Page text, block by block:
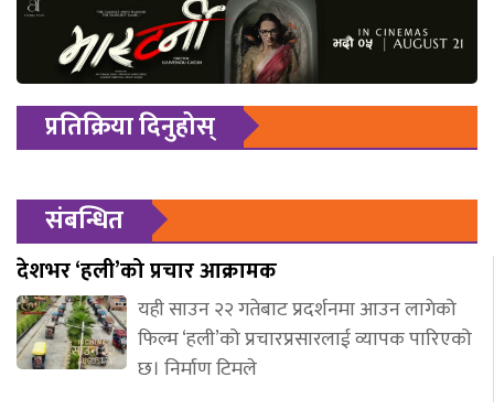
प्रतिक्रिया दिनुहोस्
संबन्धित
देशभर ‘हली’को प्रचार आक्रामक
यही साउन २२ गतेबाट प्रदर्शनमा आउन लागेको
फिल्म ‘हली’को प्रचारप्रसारलाई व्यापक पारिएको
छ। निर्माण टिमले